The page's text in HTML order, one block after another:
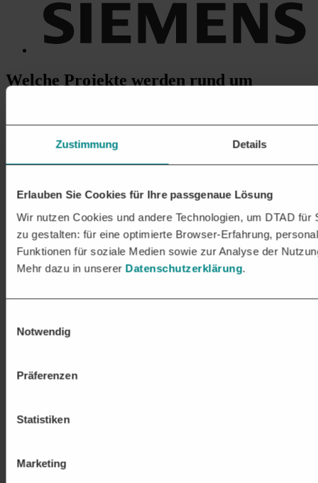
Zustimmung Details
Erlauben Sie Cookies für Ihre passgenaue Lösung
Wir nutzen Cookies und andere Technologien, um DTAD
zu gestalten: für eine optimierte Browser-Erfahrung,
Funktionen für soziale Medien sowie zur Analyse der
Mehr dazu in unserer Datenschutzerklärung.
Notwendig
Präferenzen
Statistiken
Marketing
Welche Projekte werden rund um
Lieferung und Installation von Röntgengeräten
Bereitstellung von stationären und mobilen Röntgengeräten
Wartung und Kalibrierung von Röntgengeräten
Regelmäßige Wartung, Kalibrierung und
Sicherheitsüberprüfungen von Röntgengeräten, um die
Funktionalität und gesetzliche Konformität zu gewährleisten.
Installation von bildgebenden Systemen für die Medizin
Montage und Einrichtung von Röntgen-, CT-
Krankenhäuserund diagnostische Zentren.
Bereitstellung von Röntgenfilmen, Detektoren,
Röntgenbildern in Gesundheitszentren.
Durchführung von Schulungen und Fortbildungen für
medizinisches Personal im sicheren Umgang mit